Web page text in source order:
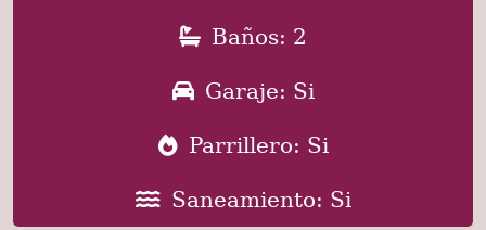
Baños: 2
Garaje: Si
Parrillero: Si
Saneamiento: Si